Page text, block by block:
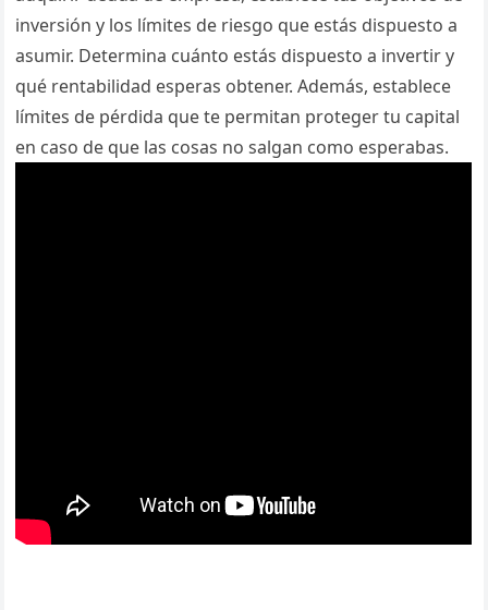
inversión y los límites de riesgo que estás dispuesto a
asumir. Determina cuánto estás dispuesto a invertir y
qué rentabilidad esperas obtener. Además, establece
límites de pérdida que te permitan proteger tu capital
en caso de que las cosas no salgan como esperabas.